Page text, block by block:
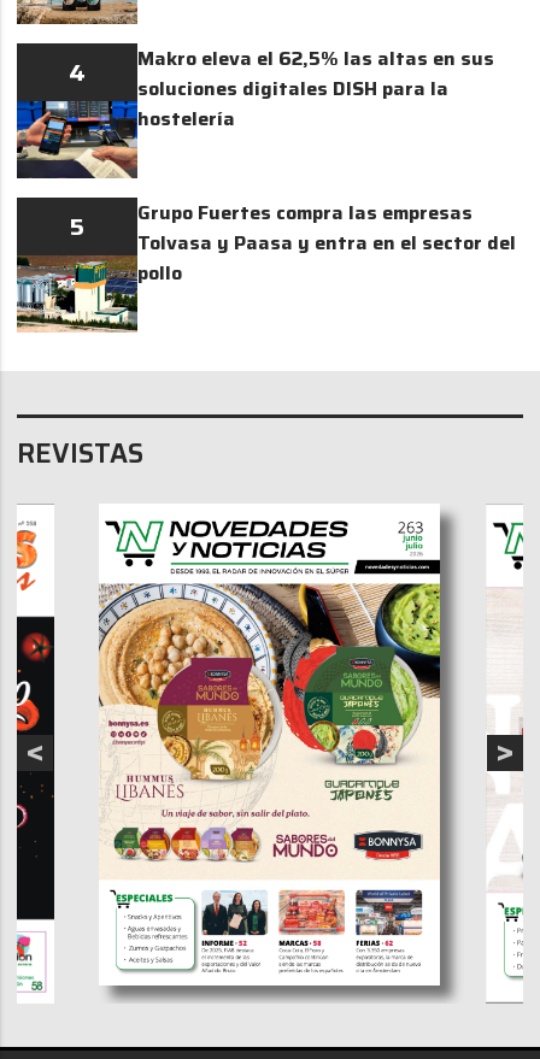
4
Makro eleva el 62,5% las altas en sus
soluciones digitales DISH para la
hostelería
5
Grupo Fuertes compra las empresas
Tolvasa y Paasa y entra en el sector del
pollo
REVISTAS